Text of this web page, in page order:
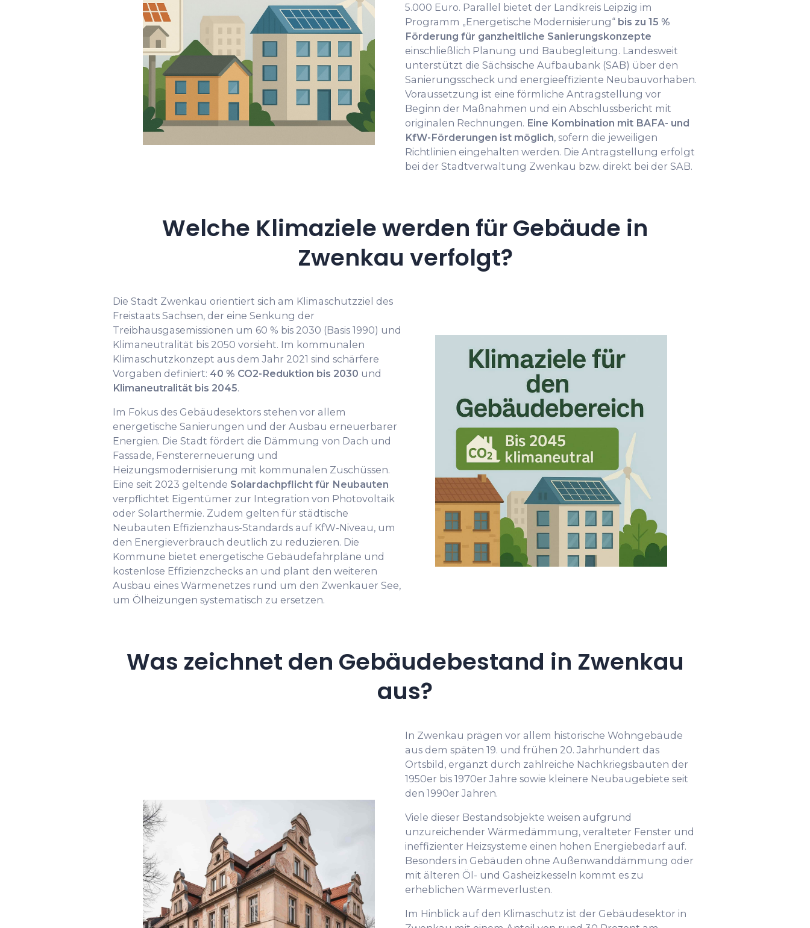
5.000 Euro. Parallel bietet der Landkreis Leipzig im
Programm „Energetische Modernisierung“ bis zu 15 %
Förderung für ganzheitliche Sanierungskonzepte
einschließlich Planung und Baubegleitung. Landesweit
unterstützt die Sächsische Aufbaubank (SAB) über den
Sanierungsscheck und energieeffiziente Neubauvorhaben.
Voraussetzung ist eine förmliche Antragstellung vor
Beginn der Maßnahmen und ein Abschlussbericht mit
originalen Rechnungen. Eine Kombination mit BAFA- und
KfW-Förderungen ist möglich, sofern die jeweiligen
Richtlinien eingehalten werden. Die Antragstellung erfolgt
bei der Stadtverwaltung Zwenkau bzw. direkt bei der SAB.
Welche Klimaziele werden für Gebäude in
Zwenkau verfolgt?
Die Stadt Zwenkau orientiert sich am Klimaschutzziel des
Freistaats Sachsen, der eine Senkung der
Treibhausgasemissionen um 60 % bis 2030 (Basis 1990) und
Klimaneutralität bis 2050 vorsieht. Im kommunalen
Klimaschutzkonzept aus dem Jahr 2021 sind schärfere
Vorgaben definiert: 40 % CO2-Reduktion bis 2030 und
Klimaneutralität bis 2045.
Im Fokus des Gebäudesektors stehen vor allem
energetische Sanierungen und der Ausbau erneuerbarer
Energien. Die Stadt fördert die Dämmung von Dach und
Fassade, Fenstererneuerung und
Heizungsmodernisierung mit kommunalen Zuschüssen.
Eine seit 2023 geltende Solardachpflicht für Neubauten
verpflichtet Eigentümer zur Integration von Photovoltaik
oder Solarthermie. Zudem gelten für städtische
Neubauten Effizienzhaus-Standards auf KfW-Niveau, um
den Energieverbrauch deutlich zu reduzieren. Die
Kommune bietet energetische Gebäudefahrpläne und
kostenlose Effizienzchecks an und plant den weiteren
Ausbau eines Wärmenetzes rund um den Zwenkauer See,
um Ölheizungen systematisch zu ersetzen.
Was zeichnet den Gebäudebestand in Zwenkau
aus?
In Zwenkau prägen vor allem historische Wohngebäude
aus dem späten 19. und frühen 20. Jahrhundert das
Ortsbild, ergänzt durch zahlreiche Nachkriegsbauten der
1950er bis 1970er Jahre sowie kleinere Neubaugebiete seit
den 1990er Jahren.
Viele dieser Bestandsobjekte weisen aufgrund
unzureichender Wärmedämmung, veralteter Fenster und
ineffizienter Heizsysteme einen hohen Energiebedarf auf.
Besonders in Gebäuden ohne Außenwanddämmung oder
mit älteren Öl- und Gasheizkesseln kommt es zu
erheblichen Wärmeverlusten.
Im Hinblick auf den Klimaschutz ist der Gebäudesektor in